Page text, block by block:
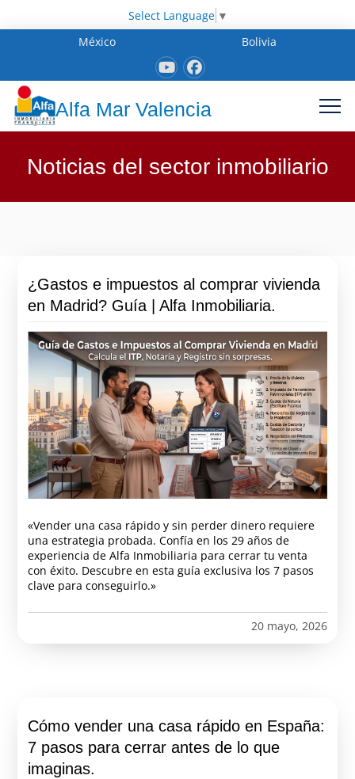
Select Language ▼
México
Bolivia
Alfa Mar Valencia
Noticias del sector inmobiliario
¿Gastos e impuestos al comprar vivienda
en Madrid? Guía | Alfa Inmobiliaria.
«Vender una casa rápido y sin perder dinero requiere
una estrategia probada. Confía en los 29 años de
experiencia de Alfa Inmobiliaria para cerrar tu venta
con éxito. Descubre en esta guía exclusiva los 7 pasos
clave para conseguirlo.»
20 mayo, 2026
Cómo vender una casa rápido en España:
7 pasos para cerrar antes de lo que
imaginas.